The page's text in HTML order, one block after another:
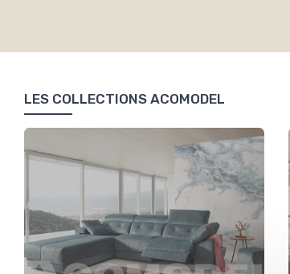
LES COLLECTIONS ACOMODEL